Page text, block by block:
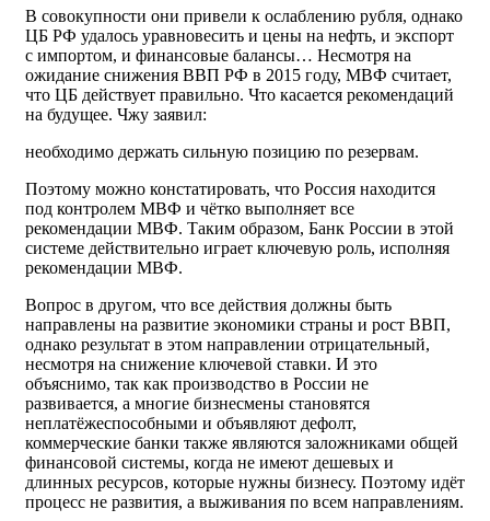
В совокупности они привели к ослаблению рубля, однако
ЦБ РФ удалось уравновесить и цены на нефть, и экспорт
с импортом, и финансовые балансы… Несмотря на
ожидание снижения ВВП РФ в 2015 году, МВФ считает,
что ЦБ действует правильно. Что касается рекомендаций
на будущее. Чжу заявил:
необходимо держать сильную позицию по резервам.
Поэтому можно констатировать, что Россия находится
под контролем МВФ и чётко выполняет все
рекомендации МВФ. Таким образом, Банк России в этой
системе действительно играет ключевую роль, исполняя
рекомендации МВФ.
Вопрос в другом, что все действия должны быть
направлены на развитие экономики страны и рост ВВП,
однако результат в этом направлении отрицательный,
несмотря на снижение ключевой ставки. И это
объяснимо, так как производство в России не
развивается, а многие бизнесмены становятся
неплатёжеспособными и объявляют дефолт,
коммерческие банки также являются заложниками общей
финансовой системы, когда не имеют дешевых и
длинных ресурсов, которые нужны бизнесу. Поэтому идёт
процесс не развития, а выживания по всем направлениям.